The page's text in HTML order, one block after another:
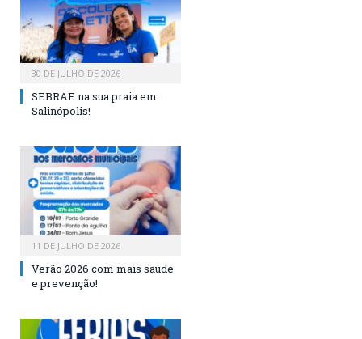
30 DE JULHO DE 2026
SEBRAE na sua praia em
Salinópolis!
11 DE JULHO DE 2026
Verão 2026 com mais saúde
e prevenção!